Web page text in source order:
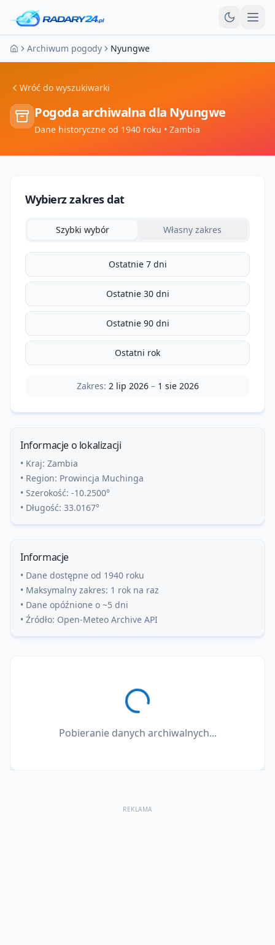
Strona główna
Archiwum pogody Nyungwe
Wróć do wyszukiwarki
Pogoda archiwalna dla Nyungwe
Dane historyczne od 1940 roku • Zambia
Wybierz zakres dat
Szybki wybór Własny zakres
Ostatnie 7 dni
Ostatnie 30 dni
Ostatnie 90 dni
Ostatni rok
Zakres: 2 lip 2026– 1 sie 2026
Informacje o lokalizacji
• Kraj: Zambia
• Region: Prowincja Muchinga
• Szerokość: -10.2500°
• Długość: 33.0167°
Informacje
• Dane dostępne od 1940 roku
• Maksymalny zakres: 1 rok na raz
• Dane opóźnione o ~5 dni
• Źródło: Open-Meteo Archive API
Pobieranie danych archiwalnych...
REKLAMA